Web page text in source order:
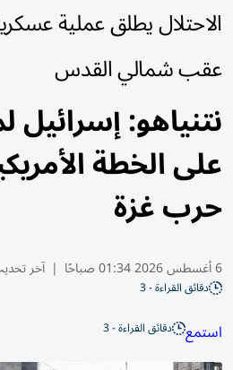
الاحتلال يطلق عملية
عقب شمالي القدس
نتنياهو: إسرائيل
على الخطة
حرب غزة
6 أغسطس 2026 01:34 صباحًا | آخر
دقائق القراءة - 3
استمع دقائق القراءة - 3